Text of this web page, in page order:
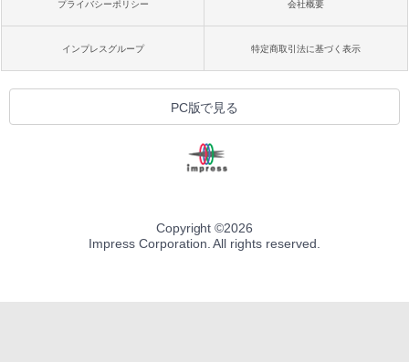
プライバシーポリシー 会社概要
インプレスグループ 特定商取引法に基づく表示
PC版で見る
Copyright ©2026
Impress Corporation. All rights reserved.